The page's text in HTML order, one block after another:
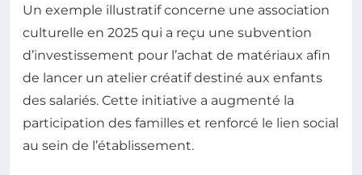
Un exemple illustratif concerne une association
culturelle en 2025 qui a reçu une subvention
d’investissement pour l’achat de matériaux afin
de lancer un atelier créatif destiné aux enfants
des salariés. Cette initiative a augmenté la
participation des familles et renforcé le lien social
au sein de l’établissement.